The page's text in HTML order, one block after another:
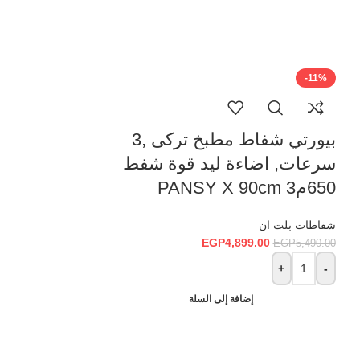
-11%
بيورتي شفاط مطبخ تركى ,3
سرعات, اضاءة ليد قوة شفط
650م3 PANSY X 90cm
شفاطات بلت ان
EGP5,490.00
EGP4,899.00
-
+
إضافة إلى السلة